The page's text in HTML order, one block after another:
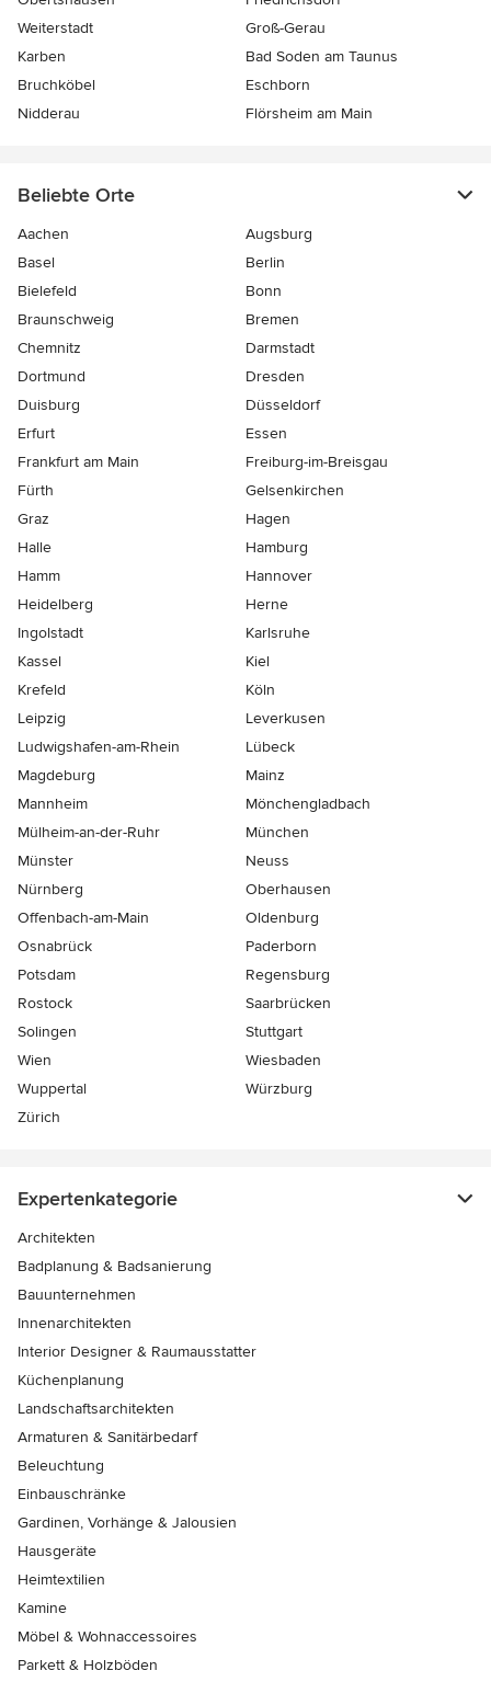
Weiterstadt
Groß-Gerau
Karben
Bad Soden am Taunus
Bruchköbel
Eschborn
Nidderau
Flörsheim am Main
Beliebte Orte
Aachen
Augsburg
Basel
Berlin
Bielefeld
Bonn
Braunschweig
Bremen
Chemnitz
Darmstadt
Dortmund
Dresden
Duisburg
Düsseldorf
Erfurt
Essen
Frankfurt am Main
Freiburg-im-Breisgau
Fürth
Gelsenkirchen
Graz
Hagen
Halle
Hamburg
Hamm
Hannover
Heidelberg
Herne
Ingolstadt
Karlsruhe
Kassel
Kiel
Krefeld
Köln
Leipzig
Leverkusen
Ludwigshafen-am-Rhein
Lübeck
Magdeburg
Mainz
Mannheim
Mönchen­gladbach
Mülheim-an-der-Ruhr
München
Münster
Neuss
Nürnberg
Oberhausen
Offenbach-am-Main
Oldenburg
Osnabrück
Paderborn
Potsdam
Regensburg
Rostock
Saarbrücken
Solingen
Stuttgart
Wien
Wiesbaden
Wuppertal
Würzburg
Zürich
Expertenkategorie
Architekten
Badplanung & Badsanierung
Bauunternehmen
Innenarchitekten
Interior Designer & Raumausstatter
Küchenplanung
Landschaftsarchitekten
Armaturen & Sanitärbedarf
Beleuchtung
Einbauschränke
Gardinen, Vorhänge & Jalousien
Hausgeräte
Heimtextilien
Kamine
Möbel & Wohnaccessoires
Parkett & Holzböden